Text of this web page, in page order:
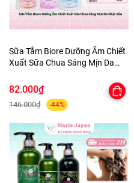
Sữa Tắm Biore Dưỡng Ẩm Chiết
Xuất Sữa Chua Sáng Mịn Da
82.000₫
146.000₫ -44%